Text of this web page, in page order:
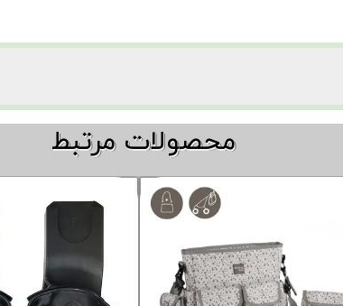
​​محصولات مرتبط